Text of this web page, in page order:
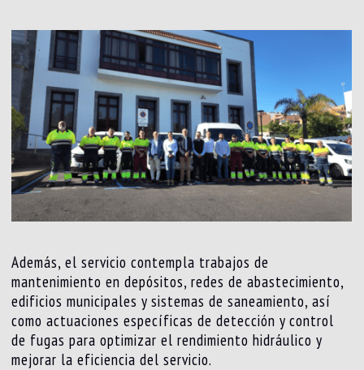
Además, el servicio contempla trabajos de
mantenimiento en depósitos, redes de abastecimiento,
edificios municipales y sistemas de saneamiento, así
como actuaciones específicas de detección y control
de fugas para optimizar el rendimiento hidráulico y
mejorar la eficiencia del servicio.